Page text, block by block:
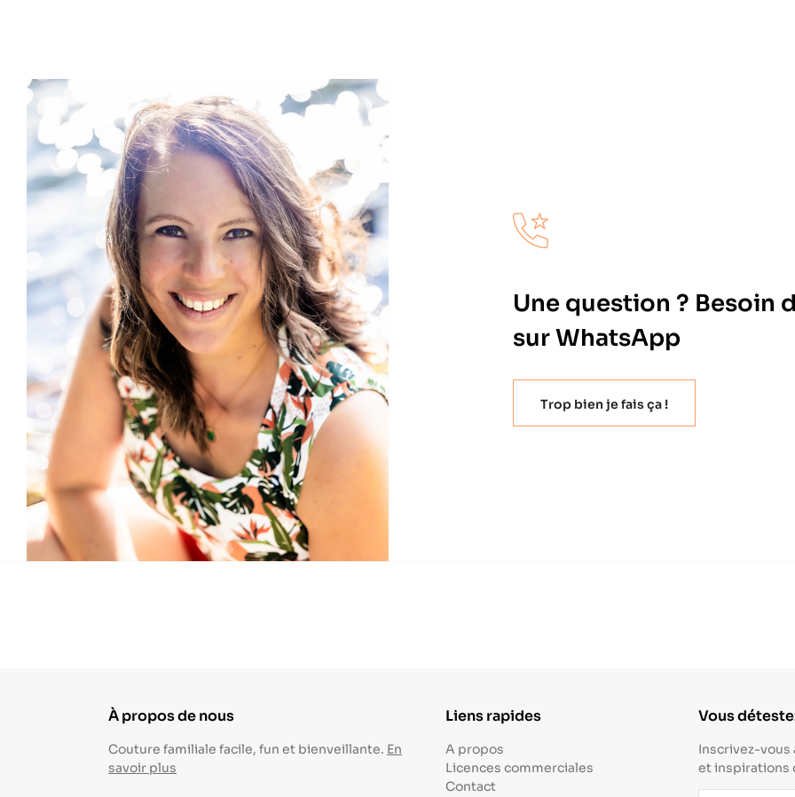
Une question ? Besoin
sur WhatsApp
Trop bien je fais ça !
À propos de nous
Couture familiale facile, fun et bienveillante. En
savoir plus
Liens rapides
A propos
Licences commerciales
Contact
Vous
Inscrivez-vous
et inspirations